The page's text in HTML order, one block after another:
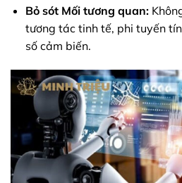
Bỏ sót Mối tương quan:
tương tác tinh tế, phi tuyến
số cảm biến.